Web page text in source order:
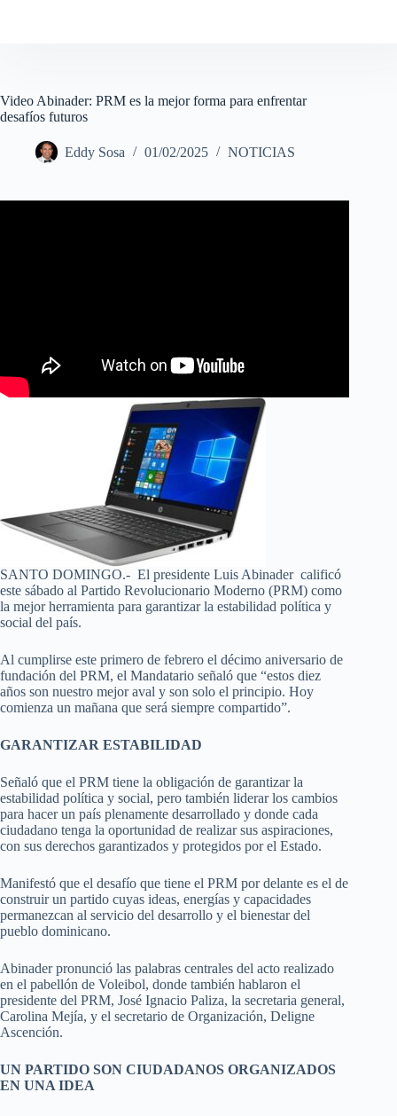
Video Abinader: PRM es la mejor forma para enfrentar
desafíos futuros
Eddy Sosa 01/02/2025 NOTICIAS
SANTO DOMINGO.- El presidente Luis Abinader calificó
este sábado al Partido Revolucionario Moderno (PRM) como
la mejor herramienta para garantizar la estabilidad política y
social del país.
Al cumplirse este primero de febrero el décimo aniversario de
fundación del PRM, el Mandatario señaló que “estos diez
años son nuestro mejor aval y son solo el principio. Hoy
comienza un mañana que será siempre compartido”.
GARANTIZAR ESTABILIDAD
Señaló que el PRM tiene la obligación de garantizar la
estabilidad política y social, pero también liderar los cambios
para hacer un país plenamente desarrollado y donde cada
ciudadano tenga la oportunidad de realizar sus aspiraciones,
con sus derechos garantizados y protegidos por el Estado.
Manifestó que el desafío que tiene el PRM por delante es el de
construir un partido cuyas ideas, energías y capacidades
permanezcan al servicio del desarrollo y el bienestar del
pueblo dominicano.
Abinader pronunció las palabras centrales del acto realizado
en el pabellón de Voleibol, donde también hablaron el
presidente del PRM, José Ignacio Paliza, la secretaria general,
Carolina Mejía, y el secretario de Organización, Deligne
Ascención.
UN PARTIDO SON CIUDADANOS ORGANIZADOS
EN UNA IDEA